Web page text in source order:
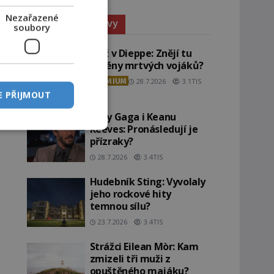
Paranormální jevy
Pláž v Dieppe: Znějí tu
ozvěny mrtvých vojáků?
PREMIUM 28.7.2026 3.1TIS
Lady Gaga i Keanu
Reeves: Pronásledují je
přízraky?
28.7.2026 3.4TIS
Hudebník Sting: Vyvolaly
jeho rockové hity
temnou sílu?
23.7.2026 3.4TIS
Strážci Eilean Mòr: Kam
zmizeli tři muži z
opuštěného majáku?
Nezařazené
soubory
PŘIJMOUT